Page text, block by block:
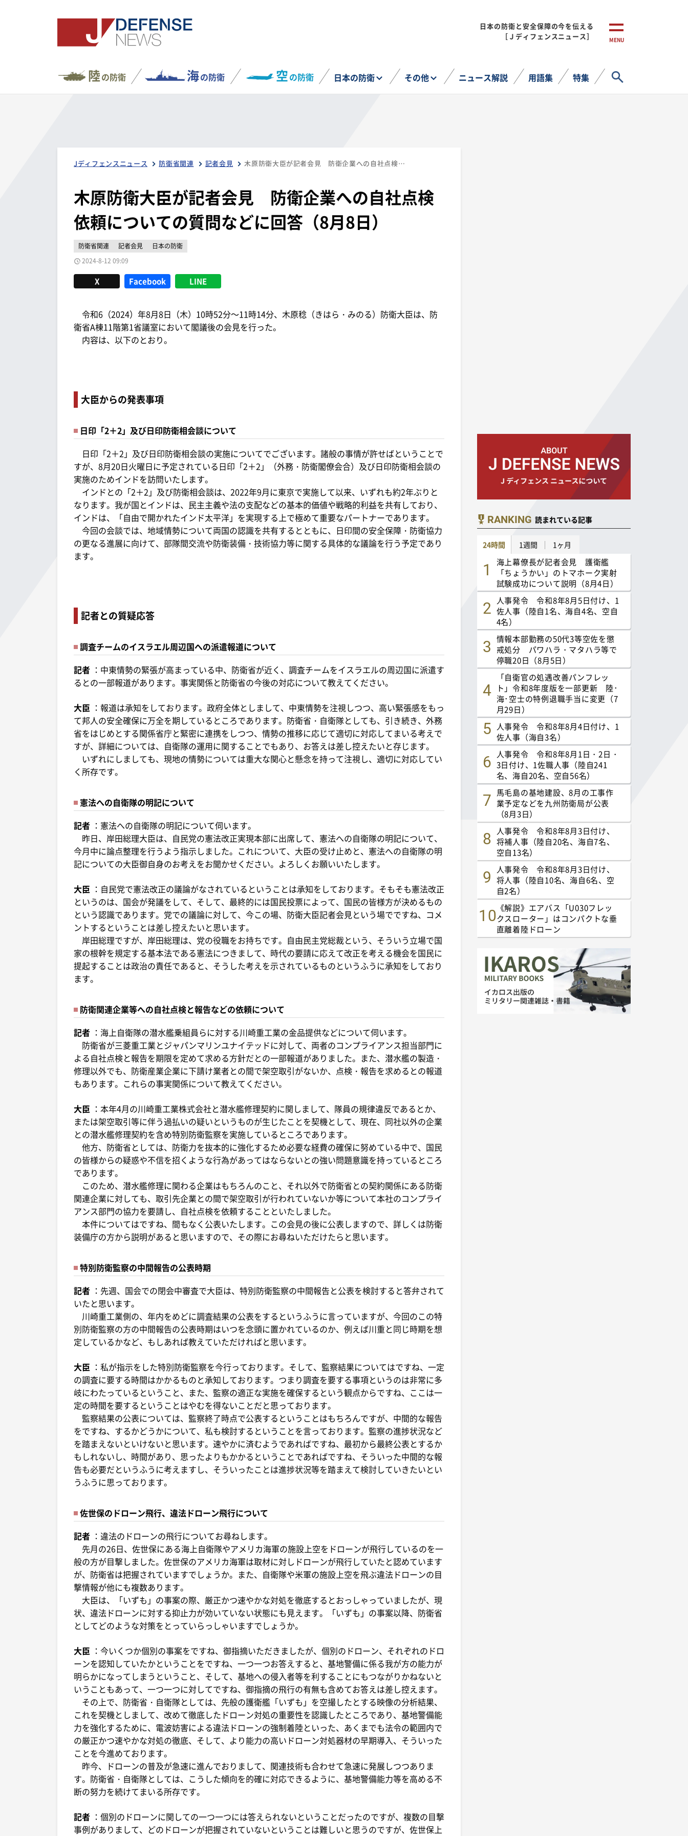
日本の防衛と安全保障の今を伝える
［Ｊディフェンスニュース］
MENU
陸の防衛 海の防衛 空の防衛 日本の防衛 その他 ニュース解説 用語集 特集
Jディフェンスニュース 防衛省関連 記者会見 木原防衛大臣が記者会見 防衛企業への自社点検依頼についての質問などに回答（8月8日）
木原防衛大臣が記者会見 防衛企業への自社点検
依頼についての質問などに回答（8月8日）
防衛省関連 記者会見
日本の防衛
2024-8-12 09:09
X Facebook LINE
令和6（2024）年8月8日（木）10時52分～11時14分、木原稔（きはら・みのる）防衛大臣は、防
衛省A棟11階第1省議室において閣議後の会見を行った。
内容は、以下のとおり。
大臣からの発表事項
日印「2＋2」及び日印防衛相会談について
日印「2＋2」及び日印防衛相会談の実施についてでございます。諸般の事情が許せばということで
すが、8月20日火曜日に予定されている日印「2＋2」（外務・防衛閣僚会合）及び日印防衛相会談の
実施のためインドを訪問いたします。
インドとの「2＋2」及び防衛相会談は、2022年9月に東京で実施して以来、いずれも約2年ぶりと
なります。我が国とインドは、民主主義や法の支配などの基本的価値や戦略的利益を共有しており、
インドは、「自由で開かれたインド太平洋」を実現する上で極めて重要なパートナーであります。
今回の会談では、地域情勢について両国の認識を共有するとともに、日印間の安全保障・防衛協力
の更なる進展に向けて、部隊間交流や防衛装備・技術協力等に関する具体的な議論を行う予定であり
ます。
記者との質疑応答
調査チームのイスラエル周辺国への派遣報道について
記者 ：中東情勢の緊張が高まっている中、防衛省が近く、調査チームをイスラエルの周辺国に派遣す
るとの一部報道があります。事実関係と防衛省の今後の対応について教えてください。
大臣 ：報道は承知をしております。政府全体としまして、中東情勢を注視しつつ、高い緊張感をもっ
て邦人の安全確保に万全を期しているところであります。防衛省・自衛隊としても、引き続き、外務
省をはじめとする関係省庁と緊密に連携をしつつ、情勢の推移に応じて適切に対応してまいる考えで
すが、詳細については、自衛隊の運用に関することでもあり、お答えは差し控えたいと存じます。
いずれにしましても、現地の情勢については重大な関心と懸念を持って注視し、適切に対応してい
く所存です。
憲法への自衛隊の明記について
記者 ：憲法への自衛隊の明記について伺います。
昨日、岸田総理大臣は、自民党の憲法改正実現本部に出席して、憲法への自衛隊の明記について、
今月中に論点整理を行うよう指示しました。これについて、大臣の受け止めと、憲法への自衛隊の明
記についての大臣御自身のお考えをお聞かせください。よろしくお願いいたします。
大臣 ：自民党で憲法改正の議論がなされているということは承知をしております。そもそも憲法改正
というのは、国会が発議をして、そして、最終的には国民投票によって、国民の皆様方が決めるもの
という認識であります。党での議論に対して、今この場、防衛大臣記者会見という場でですね、コメ
ントするということは差し控えたいと思います。
岸田総理ですが、岸田総理は、党の役職をお持ちです。自由民主党総裁という、そういう立場で国
家の根幹を規定する基本法である憲法につきまして、時代の要請に応えて改正を考える機会を国民に
提起することは政治の責任であると、そうした考えを示されているものというふうに承知をしており
ます。
防衛関連企業等への自社点検と報告などの依頼について
記者 ：海上自衛隊の潜水艦乗組員らに対する川崎重工業の金品提供などについて伺います。
防衛省が三菱重工業とジャパンマリンユナイテッドに対して、両者のコンプライアンス担当部門に
よる自社点検と報告を期限を定めて求める方針だとの一部報道がありました。また、潜水艦の製造・
修理以外でも、防衛産業企業に下請け業者との間で架空取引がないか、点検・報告を求めるとの報道
もあります。これらの事実関係について教えてください。
大臣 ：本年4月の川崎重工業株式会社と潜水艦修理契約に関しまして、隊員の規律違反であるとか、
または架空取引等に伴う過払いの疑いというものが生じたことを契機として、現在、同社以外の企業
との潜水艦修理契約を含め特別防衛監察を実施しているところであります。
他方、防衛省としては、防衛力を抜本的に強化するため必要な経費の確保に努めている中で、国民
の皆様からの疑惑や不信を招くような行為があってはならないとの強い問題意識を持っているところ
であります。
このため、潜水艦修理に関わる企業はもちろんのこと、それ以外で防衛省との契約関係にある防衛
関連企業に対しても、取引先企業との間で架空取引が行われていないか等について本社のコンプライ
アンス部門の協力を要請し、自社点検を依頼することといたしました。
本件についてはですね、間もなく公表いたします。この会見の後に公表しますので、詳しくは防衛
装備庁の方から説明があると思いますので、その際にお尋ねいただけたらと思います。
特別防衛監察の中間報告の公表時期
記者 ：先週、国会での閉会中審査で大臣は、特別防衛監察の中間報告と公表を検討すると答弁されて
いたと思います。
川崎重工業側の、年内をめどに調査結果の公表をするというふうに言っていますが、今回のこの特
別防衛監察の方の中間報告の公表時期はいつを念頭に置かれているのか、例えば川重と同じ時期を想
定しているかなど、もしあれば教えていただければと思います。
大臣 ：私が指示をした特別防衛監察を今行っております。そして、監察結果についてはですね、一定
の調査に要する時間はかかるものと承知しております。つまり調査を要する事項というのは非常に多
岐にわたっているということ、また、監察の適正な実施を確保するという観点からですね、ここは一
定の時間を要するということはやむを得ないことだと思っております。
監察結果の公表については、監察終了時点で公表するということはもちろんですが、中間的な報告
をですね、するかどうかについて、私も検討するということを言っております。監察の進捗状況など
を踏まえないといけないと思います。速やかに済むようであればですね、最初から最終公表とするか
もしれないし、時間があり、思ったよりもかかるということであればですね、そういった中間的な報
告も必要だというふうに考えますし、そういったことは進捗状況等を踏まえて検討していきたいとい
うふうに思っております。
佐世保のドローン飛行、違法ドローン飛行について
記者 ：違法のドローンの飛行についてお尋ねします。
先月の26日、佐世保にある海上自衛隊やアメリカ海軍の施設上空をドローンが飛行しているのを一
般の方が目撃しました。佐世保のアメリカ海軍は取材に対しドローンが飛行していたと認めています
が、防衛省は把握されていますでしょうか。また、自衛隊や米軍の施設上空を飛ぶ違法ドローンの目
撃情報が他にも複数あります。
大臣は、「いずも」の事案の際、厳正かつ速やかな対処を徹底するとおっしゃっていましたが、現
状、違法ドローンに対する抑止力が効いていない状態にも見えます。「いずも」の事案以降、防衛省
としてどのような対策をとっていらっしゃいますでしょうか。
大臣 ：今いくつか個別の事案をですね、御指摘いただきましたが、個別のドローン、それぞれのドロ
ーンを認知していたかということをですね、一つ一つお答えすると、基地警備に係る我が方の能力が
明らかになってしまうということ、そして、基地への侵入者等を利することにもつながりかねないと
いうこともあって、一つ一つに対してですね、御指摘の飛行の有無も含めてお答えは差し控えます。
その上で、防衛省・自衛隊としては、先般の護衛艦「いずも」を空撮したとする映像の分析結果、
これを契機としまして、改めて徹底したドローン対処の重要性を認識したところであり、基地警備能
力を強化するために、電波妨害による違法ドローンの強制着陸といった、あくまでも法令の範囲内で
の厳正かつ速やかな対処の徹底、そして、より能力の高いドローン対処器材の早期導入、そういった
ことを今進めております。
昨今、ドローンの普及が急速に進んでおりまして、関連技術も合わせて急速に発展しつつありま
す。防衛省・自衛隊としては、こうした傾向を的確に対応できるように、基地警備能力等を高める不
断の努力を続けてまいる所存です。
記者 ：個別のドローンに関しての一つ一つには答えられないということだったのですが、複数の目撃
事例がありまして、どのドローンが把握されていないということは難しいと思うのですが、佐世保上
RANKING 読まれている記事
24時間 1週間 1ヶ月
海上幕僚長が記者会見 護衛艦
「ちょうかい」のトマホーク実射
試験成功について説明（8月4日）
人事発令 令和8年8月5日付け、1
佐人事（陸自1名、海自4名、空自
4名）
情報本部勤務の50代3等空佐を懲
戒処分 パワハラ・マタハラ等で
停職20日（8月5日）
「自衛官の処遇改善パンフレッ
ト」令和8年度版を一部更新 陸･
海･空士の特例退職手当に変更（7
月29日）
人事発令 令和8年8月4日付け、1
佐人事（海自3名）
人事発令 令和8年8月1日・2日・
3日付け、1佐職人事（陸自241
名、海自20名、空自56名）
馬毛島の基地建設、8月の工事作
業予定などを九州防衛局が公表
（8月3日）
人事発令 令和8年8月3日付け、
将補人事（陸自20名、海自7名、
空自13名）
人事発令 令和8年8月3日付け、
将人事（陸自10名、海自6名、空
自2名）
《解説》エアバス「U030フレッ
クスローター」はコンパクトな垂
直離着陸ドローン